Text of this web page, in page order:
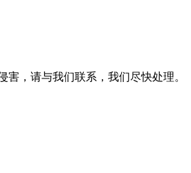
，请与我们联系，我们尽快处理。